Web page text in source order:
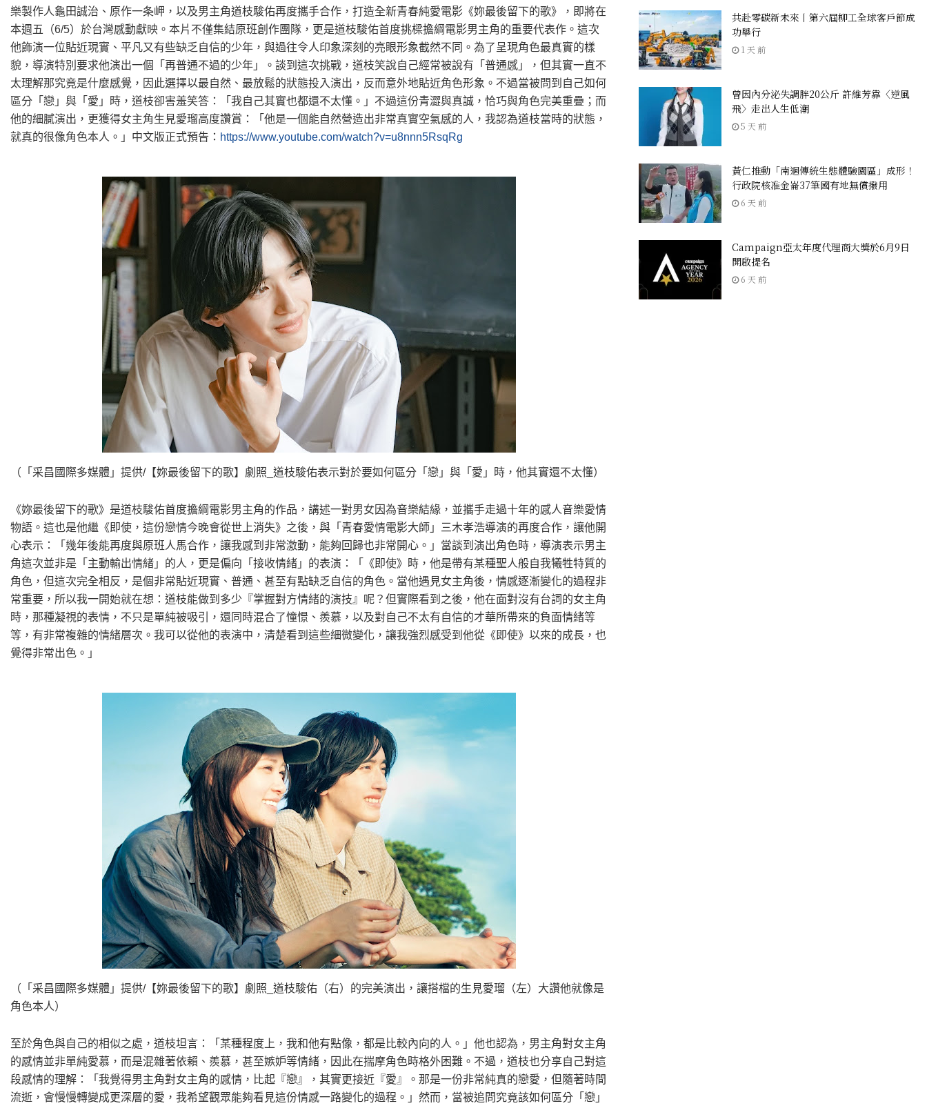
樂製作人龜田誠治、原作一条岬，以及男主角道枝駿佑再度攜手合作，打造全新青春純愛電影《妳最後留下的歌》，即將在
本週五（6/5）於台灣感動獻映。本片不僅集結原班創作團隊，更是道枝駿佑首度挑樑擔綱電影男主角的重要代表作。這次
他飾演一位貼近現實、平凡又有些缺乏自信的少年，與過往令人印象深刻的亮眼形象截然不同。為了呈現角色最真實的樣
貌，導演特別要求他演出一個「再普通不過的少年」。談到這次挑戰，道枝笑說自己經常被說有「普通感」，但其實一直不
太理解那究竟是什麼感覺，因此選擇以最自然、最放鬆的狀態投入演出，反而意外地貼近角色形象。不過當被問到自己如何
區分「戀」與「愛」時，道枝卻害羞笑答：「我自己其實也都還不太懂。」不過這份青澀與真誠，恰巧與角色完美重疊；而
他的細膩演出，更獲得女主角生見愛瑠高度讚賞：「他是一個能自然營造出非常真實空氣感的人，我認為道枝當時的狀態，
就真的很像角色本人。」中文版正式預告： https://www.youtube.com/watch?v=u8nnn5RsqRg
（「采昌國際多媒體」提供/【妳最後留下的歌】劇照_道枝駿佑表示對於要如何區分「戀」與「愛」時，他其實還不太懂）
《妳最後留下的歌》是道枝駿佑首度擔綱電影男主角的作品，講述一對男女因為音樂結緣，並攜手走過十年的感人音樂愛情
物語。這也是他繼《即使，這份戀情今晚會從世上消失》之後，與「青春愛情電影大師」三木孝浩導演的再度合作，讓他開
心表示：「幾年後能再度與原班人馬合作，讓我感到非常激動，能夠回歸也非常開心。」當談到演出角色時，導演表示男主
角這次並非是「主動輸出情緒」的人，更是偏向「接收情緒」的表演：「《即使》時，他是帶有某種聖人般自我犧牲特質的
角色，但這次完全相反，是個非常貼近現實、普通、甚至有點缺乏自信的角色。當他遇見女主角後，情感逐漸變化的過程非
常重要，所以我一開始就在想：道枝能做到多少『掌握對方情緒的演技』呢？但實際看到之後，他在面對沒有台詞的女主角
時，那種凝視的表情，不只是單純被吸引，還同時混合了憧憬、羨慕，以及對自己不太有自信的才華所帶來的負面情緒等
等，有非常複雜的情緒層次。我可以從他的表演中，清楚看到這些細微變化，讓我強烈感受到他從《即使》以來的成長，也
覺得非常出色。」
（「采昌國際多媒體」提供/【妳最後留下的歌】劇照_道枝駿佑（右）的完美演出，讓搭檔的生見愛瑠（左）大讚他就像是
角色本人）
至於角色與自己的相似之處，道枝坦言：「某種程度上，我和他有點像，都是比較內向的人。」他也認為，男主角對女主角
的感情並非單純愛慕，而是混雜著依賴、羨慕，甚至嫉妒等情緒，因此在揣摩角色時格外困難。不過，道枝也分享自己對這
段感情的理解：「我覺得男主角對女主角的感情，比起『戀』，其實更接近『愛』。那是一份非常純真的戀愛，但隨著時間
流逝，會慢慢轉變成更深層的愛，我希望觀眾能夠看見這份情感一路變化的過程。」然而，當被追問究竟該如何區分「戀」
共赴零碳新未來丨第六屆柳工全球客戶節成
功舉行
1 天 前
曾因內分泌失調胖20公斤 許維芳靠〈逆風
飛〉走出人生低潮
5 天 前
黃仁推動「南迴傳統生態體驗園區」成形！
行政院核准金崙37筆國有地無償撥用
6 天 前
Campaign亞太年度代理商大獎於6月9日
開啟提名
6 天 前